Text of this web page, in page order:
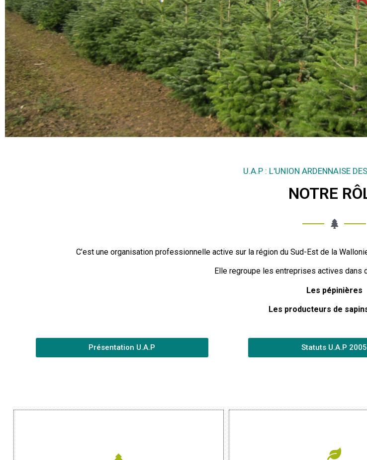
Ces
par la Fédération
U.A.P : L'UNION ARDENNAISE
NOTRE
C’est une organisation professionnelle active sur la région du Sud-Est de la
Elle regroupe les entreprises actives dans
Les pépinières
Les producteurs de
Présentation U.A.P Statuts U.A.P 2005